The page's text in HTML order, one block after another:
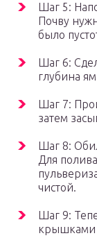
Шаг 5:
Почву
было
Шаг 6:
глубина
Шаг 7:
затем
Шаг 8:
Для
чистой.
Шаг 9:
крышками